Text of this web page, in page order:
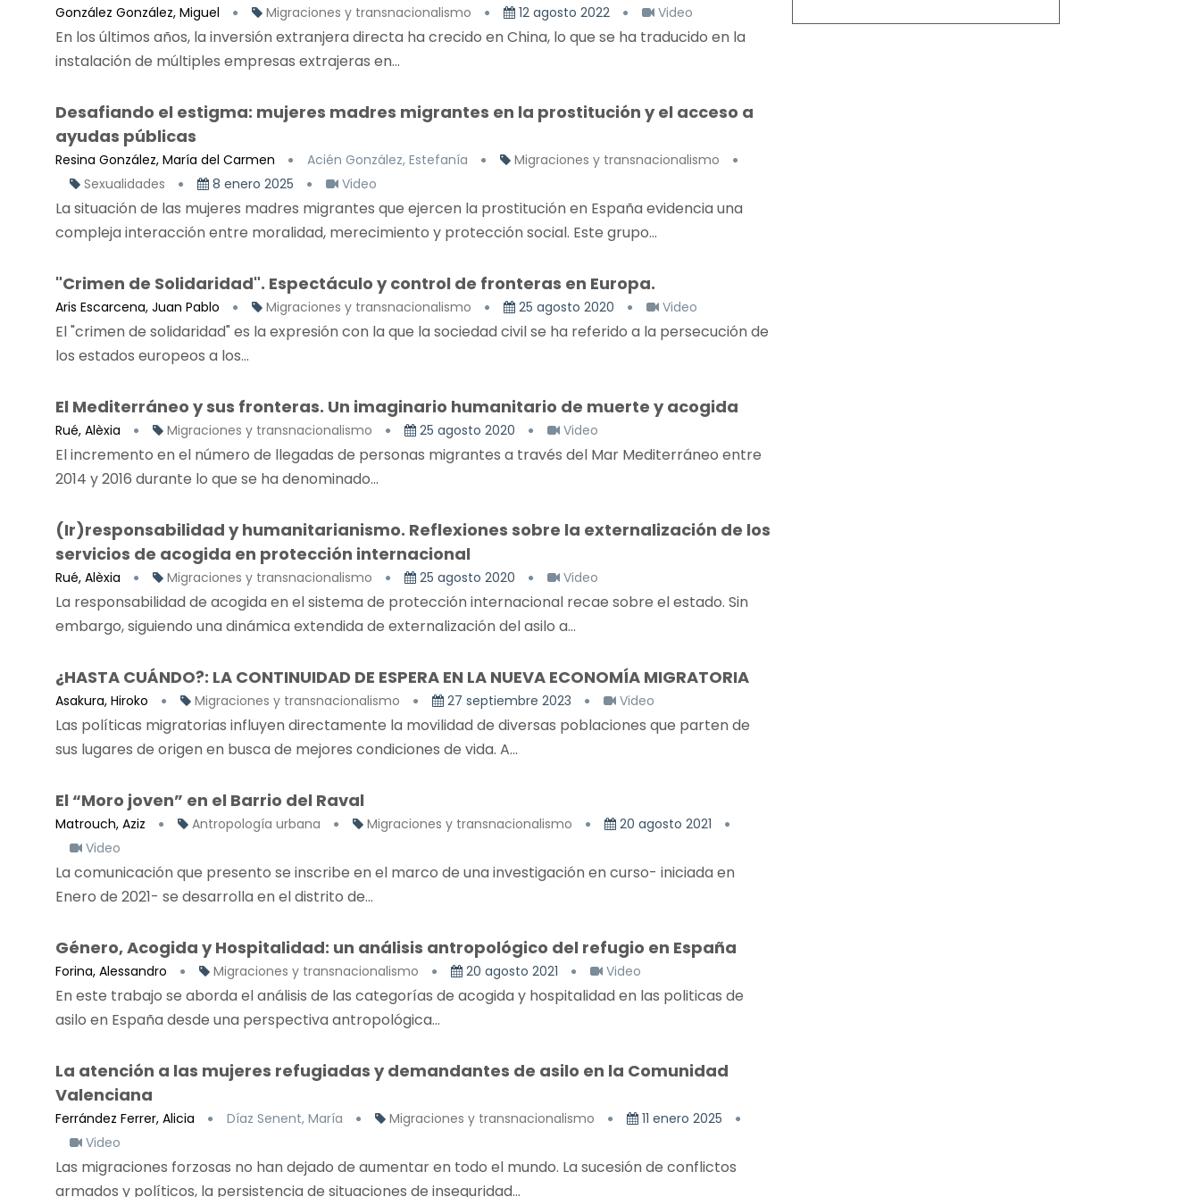
González González, Miguel Migraciones y transnacionalismo 12 agosto 2022 Video
En los últimos años, la inversión extranjera directa ha crecido en China, lo que se ha traducido en la
instalación de múltiples empresas extrajeras en...
Desafiando el estigma: mujeres madres migrantes en la prostitución y el acceso a
ayudas públicas
Resina González, María del Carmen Acién González, Estefanía
Migraciones y transnacionalismo
Sexualidades
8 enero 2025 Video
La situación de las mujeres madres migrantes que ejercen la prostitución en España evidencia una
compleja interacción entre moralidad, merecimiento y protección social. Este grupo...
"Crimen de Solidaridad". Espectáculo y control de fronteras en Europa.
Aris Escarcena, Juan Pablo Migraciones y transnacionalismo 25 agosto 2020 Video
El "crimen de solidaridad" es la expresión con la que la sociedad civil se ha referido a la persecución de
los estados europeos a los...
El Mediterráneo y sus fronteras. Un imaginario humanitario de muerte y acogida
Rué, Alèxia Migraciones y transnacionalismo 25 agosto 2020 Video
El incremento en el número de llegadas de personas migrantes a través del Mar Mediterráneo entre
2014 y 2016 durante lo que se ha denominado...
(Ir)responsabilidad y humanitarianismo. Reflexiones sobre la externalización de los
servicios de acogida en protección internacional
Rué, Alèxia Migraciones y transnacionalismo 25 agosto 2020 Video
La responsabilidad de acogida en el sistema de protección internacional recae sobre el estado. Sin
embargo, siguiendo una dinámica extendida de externalización del asilo a...
¿HASTA CUÁNDO?: LA CONTINUIDAD DE ESPERA EN LA NUEVA ECONOMÍA MIGRATORIA
Asakura, Hiroko Migraciones y transnacionalismo 27 septiembre 2023 Video
Las políticas migratorias influyen directamente la movilidad de diversas poblaciones que parten de
sus lugares de origen en busca de mejores condiciones de vida. A...
El “Moro joven” en el Barrio del Raval
Matrouch, Aziz Antropología urbana Migraciones y transnacionalismo
20 agosto 2021
Video
La comunicación que presento se inscribe en el marco de una investigación en curso- iniciada en
Enero de 2021- se desarrolla en el distrito de...
Género, Acogida y Hospitalidad: un análisis antropológico del refugio en España
Forina, Alessandro Migraciones y transnacionalismo 20 agosto 2021 Video
En este trabajo se aborda el análisis de las categorías de acogida y hospitalidad en las politicas de
asilo en España desde una perspectiva antropológica...
La atención a las mujeres refugiadas y demandantes de asilo en la Comunidad
Valenciana
Ferrández Ferrer, Alicia Díaz Senent, María Migraciones y transnacionalismo
11 enero 2025
Video
Las migraciones forzosas no han dejado de aumentar en todo el mundo. La sucesión de conflictos
armados y políticos, la persistencia de situaciones de inseguridad...